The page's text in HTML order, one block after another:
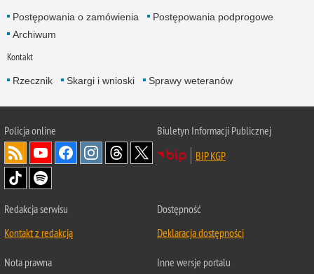
Postępowania o zamówienia
Postępowania podprogowe
Archiwum
Kontakt
Rzecznik Skargi i wnioski Sprawy weteranów
Policjaonline
Biuletyn Informacji Publicznej
BIP KGP
Redakcja serwisu
Kontakt z redakcją
Dostępność
Deklaracja dostępności
Nota prawna
Inne wersje portalu